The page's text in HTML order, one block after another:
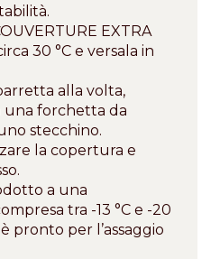
EXTRA
30 °C e versala in
alla volta,
forchetta da
stecchino.
la copertura e
a una
tra -13 °C e -20
pronto per l’assaggio